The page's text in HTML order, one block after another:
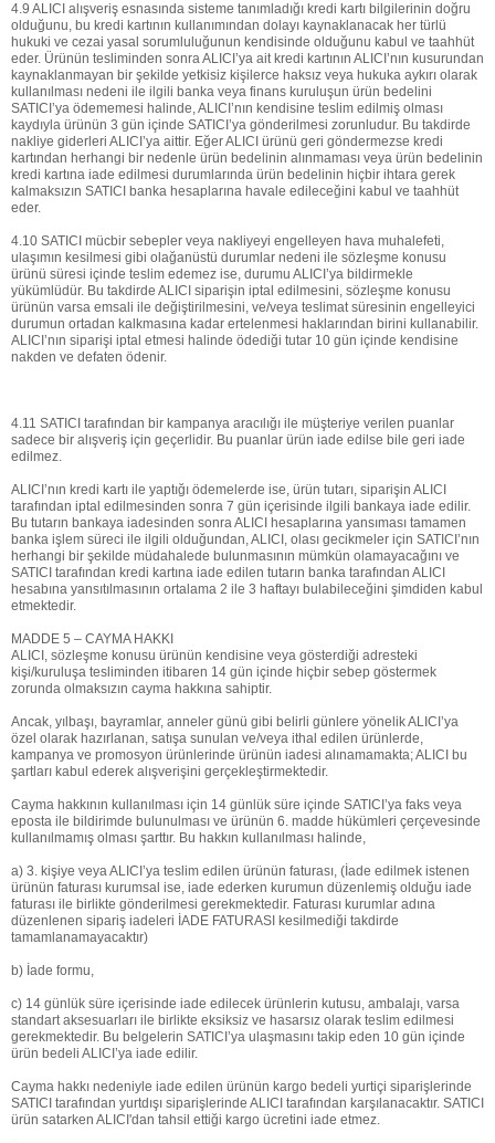
4.9 ALICI alışveriş esnasında sisteme tanımladığı kredi kartı bilgilerinin doğru
olduğunu, bu kredi kartının kullanımından dolayı kaynaklanacak her türlü
hukuki ve cezai yasal sorumluluğunun kendisinde olduğunu kabul ve taahhüt
eder. Ürünün tesliminden sonra ALICI’ya ait kredi kartının ALICI’nın kusurundan
kaynaklanmayan bir şekilde yetkisiz kişilerce haksız veya hukuka aykırı olarak
kullanılması nedeni ile ilgili banka veya finans kuruluşun ürün bedelini
SATICI’ya ödememesi halinde, ALICI’nın kendisine teslim edilmiş olması
kaydıyla ürünün 3 gün içinde SATICI’ya gönderilmesi zorunludur. Bu takdirde
nakliye giderleri ALICI’ya aittir. Eğer ALICI ürünü geri göndermezse kredi
kartından herhangi bir nedenle ürün bedelinin alınmaması veya ürün bedelinin
kredi kartına iade edilmesi durumlarında ürün bedelinin hiçbir ihtara gerek
kalmaksızın SATICI banka hesaplarına havale edileceğini kabul ve taahhüt
eder.
4.10 SATICI mücbir sebepler veya nakliyeyi engelleyen hava muhalefeti,
ulaşımın kesilmesi gibi olağanüstü durumlar nedeni ile sözleşme konusu
ürünü süresi içinde teslim edemez ise, durumu ALICI’ya bildirmekle
yükümlüdür. Bu takdirde ALICI siparişin iptal edilmesini, sözleşme konusu
ürünün varsa emsali ile değiştirilmesini, ve/veya teslimat süresinin engelleyici
durumun ortadan kalkmasına kadar ertelenmesi haklarından birini kullanabilir.
ALICI’nın siparişi iptal etmesi halinde ödediği tutar 10 gün içinde kendisine
nakden ve defaten ödenir.
4.11 SATICI tarafından bir kampanya aracılığı ile müşteriye verilen puanlar
sadece bir alışveriş için geçerlidir. Bu puanlar ürün iade edilse bile geri iade
edilmez.
ALICI’nın kredi kartı ile yaptığı ödemelerde ise, ürün tutarı, siparişin ALICI
tarafından iptal edilmesinden sonra 7 gün içerisinde ilgili bankaya iade edilir.
Bu tutarın bankaya iadesinden sonra ALICI hesaplarına yansıması tamamen
banka işlem süreci ile ilgili olduğundan, ALICI, olası gecikmeler için SATICI’nın
herhangi bir şekilde müdahalede bulunmasının mümkün olamayacağını ve
SATICI tarafından kredi kartına iade edilen tutarın banka tarafından ALICI
hesabına yansıtılmasının ortalama 2 ile 3 haftayı bulabileceğini şimdiden kabul
etmektedir.
MADDE 5 – CAYMA HAKKI
ALICI, sözleşme konusu ürünün kendisine veya gösterdiği adresteki
kişi/kuruluşa tesliminden itibaren 14 gün içinde hiçbir sebep göstermek
zorunda olmaksızın cayma hakkına sahiptir.
Ancak, yılbaşı, bayramlar, anneler günü gibi belirli günlere yönelik ALICI’ya
özel olarak hazırlanan, satışa sunulan ve/veya ithal edilen ürünlerde,
kampanya ve promosyon ürünlerinde ürünün iadesi alınamamakta; ALICI bu
şartları kabul ederek alışverişini gerçekleştirmektedir.
Cayma hakkının kullanılması için 14 günlük süre içinde SATICI’ya faks veya
eposta ile bildirimde bulunulması ve ürünün 6. madde hükümleri çerçevesinde
kullanılmamış olması şarttır. Bu hakkın kullanılması halinde,
a) 3. kişiye veya ALICI’ya teslim edilen ürünün faturası, (İade edilmek istenen
ürünün faturası kurumsal ise, iade ederken kurumun düzenlemiş olduğu iade
faturası ile birlikte gönderilmesi gerekmektedir. Faturası kurumlar adına
düzenlenen sipariş iadeleri İADE FATURASI kesilmediği takdirde
tamamlanamayacaktır)
b) İade formu,
c) 14 günlük süre içerisinde iade edilecek ürünlerin kutusu, ambalajı, varsa
standart aksesuarları ile birlikte eksiksiz ve hasarsız olarak teslim edilmesi
gerekmektedir. Bu belgelerin SATICI’ya ulaşmasını takip eden 10 gün içinde
ürün bedeli ALICI’ya iade edilir.
Cayma hakkı nedeniyle iade edilen ürünün kargo bedeli yurtiçi siparişlerinde
SATICI tarafından yurtdışı siparişlerinde ALICI tarafından karşılanacaktır. SATICI
ürün satarken ALICI'dan tahsil ettiği kargo ücretini iade etmez.